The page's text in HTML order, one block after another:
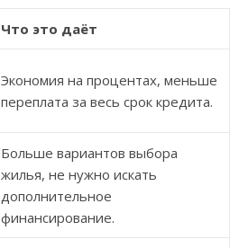
Что это даёт
Экономия на процентах, меньше
переплата за весь срок кредита.
Больше вариантов выбора
жилья, не нужно искать
дополнительное
финансирование.